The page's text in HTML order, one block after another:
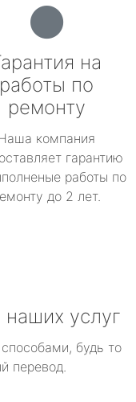
на
работы по
ремонту
компания
гарантию
работы по
до 2 лет.
наших услуг
будь то
перевод.